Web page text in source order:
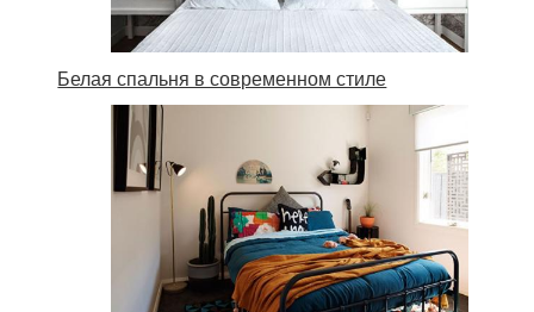
Белая спальня в современном стиле